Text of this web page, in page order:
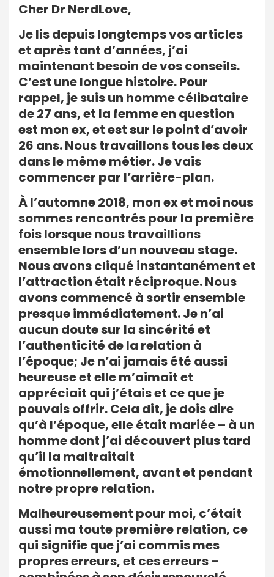
Cher Dr NerdLove,
Je lis depuis longtemps vos articles
et après tant d’années, j’ai
maintenant besoin de vos conseils.
C’est une longue histoire. Pour
rappel, je suis un homme célibataire
de 27 ans, et la femme en question
est mon ex, et est sur le point d’avoir
26 ans. Nous travaillons tous les deux
dans le même métier. Je vais
commencer par l’arrière-plan.
À l’automne 2018, mon ex et moi nous
sommes rencontrés pour la première
fois lorsque nous travaillions
ensemble lors d’un nouveau stage.
Nous avons cliqué instantanément et
l’attraction était réciproque. Nous
avons commencé à sortir ensemble
presque immédiatement. Je n’ai
aucun doute sur la sincérité et
l’authenticité de la relation à
l’époque; Je n’ai jamais été aussi
heureuse et elle m’aimait et
appréciait qui j’étais et ce que je
pouvais offrir. Cela dit, je dois dire
qu’à l’époque, elle était mariée – à un
homme dont j’ai découvert plus tard
qu’il la maltraitait
émotionnellement, avant et pendant
notre propre relation.
Malheureusement pour moi, c’était
aussi ma toute première relation, ce
qui signifie que j’ai commis mes
propres erreurs, et ces erreurs –